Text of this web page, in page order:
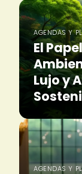
AGENDAS Y
El
Lujo y
AGENDAS Y